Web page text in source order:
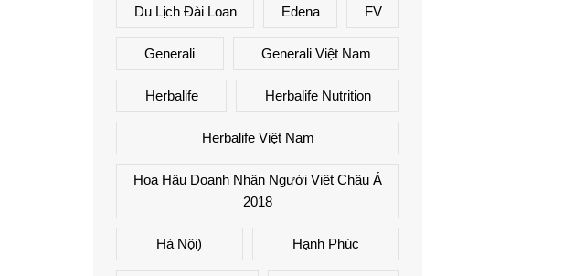
Du Lịch Đài Loan Edena FV
Generali Generali Việt Nam
Herbalife Herbalife Nutrition
Herbalife Việt Nam
Hoa Hậu Doanh Nhân Người Việt Châu Á
2018
Hà Nội) Hạnh Phúc